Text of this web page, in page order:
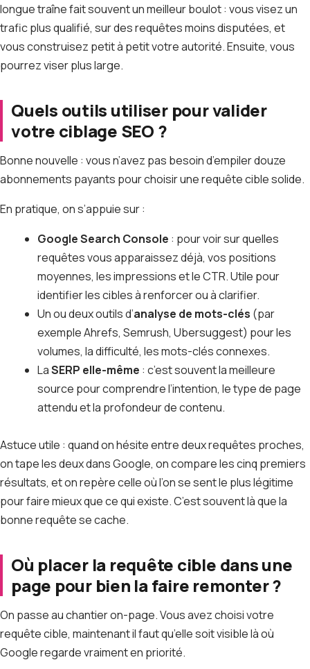
longue traîne fait souvent un meilleur boulot : vous visez un
trafic plus qualifié, sur des requêtes moins disputées, et
vous construisez petit à petit votre autorité. Ensuite, vous
pourrez viser plus large.
Quels outils utiliser pour valider
votre ciblage SEO ?
Bonne nouvelle : vous n’avez pas besoin d’empiler douze
abonnements payants pour choisir une requête cible solide.
En pratique, on s’appuie sur :
Google Search Console : pour voir sur quelles
requêtes vous apparaissez déjà, vos positions
moyennes, les impressions et le CTR. Utile pour
identifier les cibles à renforcer ou à clarifier.
Un ou deux outils d’analyse de mots-clés (par
exemple Ahrefs, Semrush, Ubersuggest) pour les
volumes, la difficulté, les mots-clés connexes.
LaSERP elle-même : c’est souvent la meilleure
source pour comprendre l’intention, le type de page
attendu et la profondeur de contenu.
Astuce utile : quand on hésite entre deux requêtes proches,
on tape les deux dans Google, on compare les cinq premiers
résultats, et on repère celle où l’on se sent le plus légitime
pour faire mieux que ce qui existe. C’est souvent là que la
bonne requête se cache.
Où placer la requête cible dans une
page pour bien la faire remonter ?
On passe au chantier on-page. Vous avez choisi votre
requête cible, maintenant il faut qu’elle soit visible là où
Google regarde vraiment en priorité.